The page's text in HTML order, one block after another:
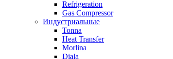
Refrigeration
Gas Compressor
Индустриальные
Tonna
Heat Transfer
Morlina
Diala